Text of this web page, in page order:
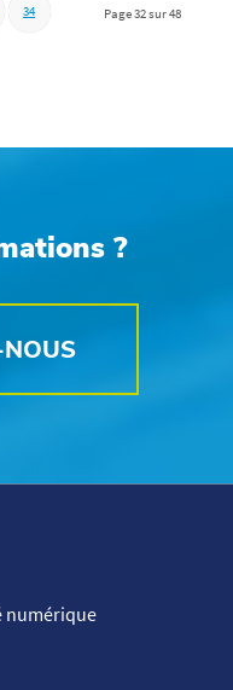
Page 32 sur 48
34
?
numérique